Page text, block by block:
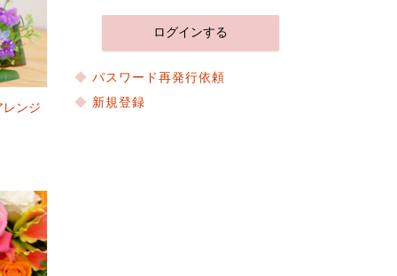
レンジ
パスワード再発行依頼
新規登録